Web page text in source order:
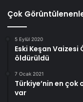
Çok
5 Eylül 2020
Eski Keşan
öldürüldü
7 Ocak 2021
Türkiye’nin en çok
var